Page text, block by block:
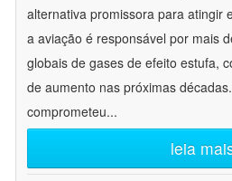
alternativa promissora para atingir
a aviação é responsável por mais
globais de gases de efeito estufa,
de aumento nas próximas
comprometeu...
leia